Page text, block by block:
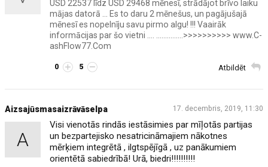
USD 22537 līdz USD 29468 mēnesī, strādājot brīvo laiku
mājas datorā ... Es to daru 2 mēnešus, un pagājušajā
mēnesī es nopelnīju savu pirmo algu! !!! Vaairāk
informācijas par šo vietni .... ...............>>>>>>>>>> w­w­w.C­
a­s­h­­F­­l­o­w­7­7.C­o­m
Atbildēt
0 5
17. decembris, 2019, 11:30
Aizsajūsmasaizrāvāselpa
A
Visi vienotās rindās iestāsimies par mīļotās partijas
un bezpartejisko nesatricināmajiem nākotnes
mērķiem integrētā , ilgtspējīgā , uz panākumiem
orientētā sabiedrībā! Urā, biedri!!!!!!!!!!